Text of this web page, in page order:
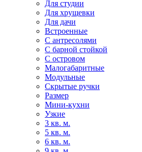
Для студии
Для хрущевки
Для дачи
Встроенные
С антресолями
С барной стойкой
С островом
Малогабаритные
Модульные
Скрытые ручки
Размер
Мини-кухни
Узкие
3 кв. м.
5 кв. м.
6 кв. м.